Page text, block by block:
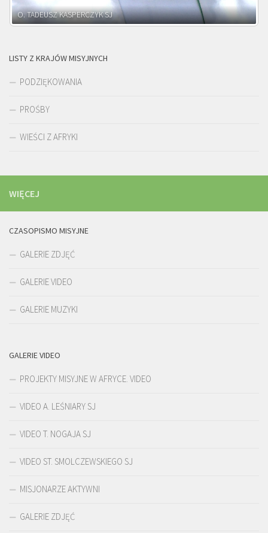
O. ADNRZEJ LEŚNIARA SJ
LISTY Z KRAJÓW MISYJNYCH
PODZIĘKOWANIA
PROŚBY
WIEŚCI Z AFRYKI
WIĘCEJ
CZASOPISMO MISYJNE
GALERIE ZDJĘĆ
GALERIE VIDEO
GALERIE MUZYKI
GALERIE VIDEO
PROJEKTY MISYJNE W AFRYCE. VIDEO
VIDEO A. LEŚNIARY SJ
VIDEO T. NOGAJA SJ
VIDEO ST. SMOLCZEWSKIEGO SJ
MISJONARZE AKTYWNI
GALERIE ZDJĘĆ